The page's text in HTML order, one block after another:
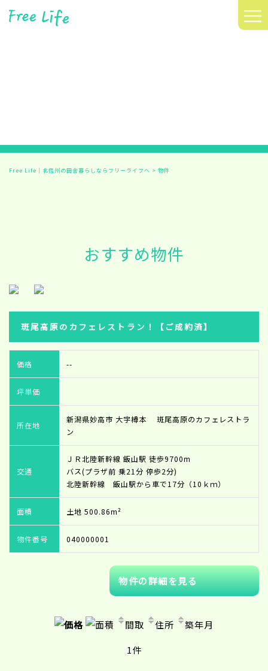
≡
Free Life｜北信州の田舎暮らしならフリーライフへ > 物件
おすすめ物件
斑尾高原のカフェレストラン！【ご成約済】
価格 --
坪単価
所在地
新潟県妙高市 大字樽本 斑尾高原のカフェレストラ
ン
交通
ＪＲ北陸新幹線 飯山駅 徒歩9700m
バス(プラザ前 乗21分 停歩2分)
北陸新幹線 飯山駅から車で17分（10ｋｍ）
面積 土地 500.86m²
物件番号 040000001
物件の詳細を見る
価格 面積 間取 住所
築年月
1件